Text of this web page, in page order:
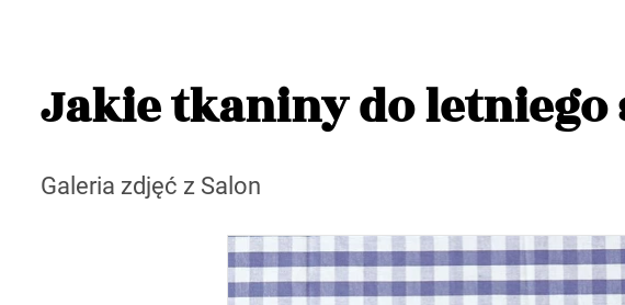
Jakie tkaniny do letniego
Galeria zdjęć z Salon